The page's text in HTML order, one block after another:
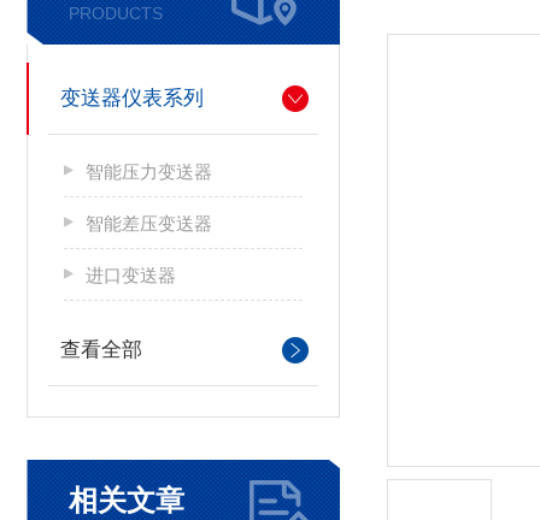
PRODUCTS
变送器仪表系列
智能压力变送器
智能差压变送器
进口变送器
查看全部
相关文章